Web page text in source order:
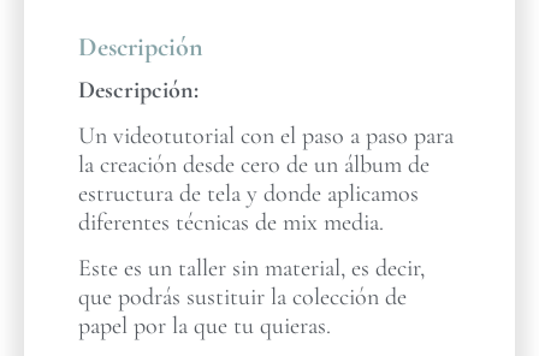
Descripción
Descripción:
Un videotutorial con el paso a paso para
la creación desde cero de un álbum de
estructura de tela y donde aplicamos
diferentes técnicas de mix media.
Este es un taller sin material, es decir,
que podrás sustituir la colección de
papel por la que tu quieras.